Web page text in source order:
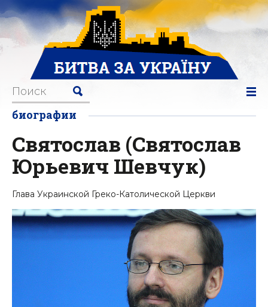
биографии
Святослав (Святослав
Юрьевич Шевчук)
Глава Украинской Греко-Католической Церкви